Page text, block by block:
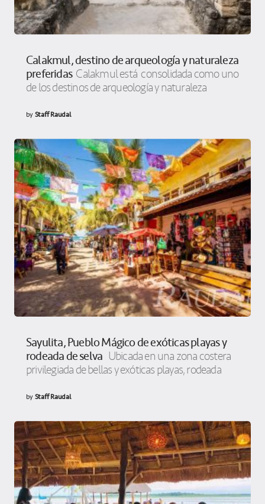
Calakmul, destino de arqueología y naturaleza
preferidas Calakmul está consolidada como uno
de los destinos de arqueología y naturaleza
byStaff Raudal
Sayulita, Pueblo Mágico de exóticas playas y
rodeada de selva Ubicada en una zona costera
privilegiada de bellas y exóticas playas, rodeada
byStaff Raudal